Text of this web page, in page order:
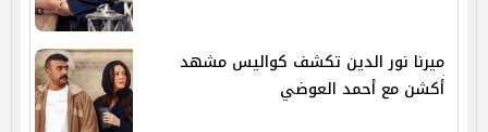
ميرنا نور الدين تكشف كواليس مشهد
أكشن مع أحمد العوضي